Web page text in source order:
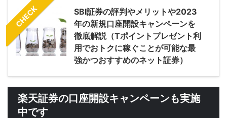
CHECK
SBI証券の評判やメリットや2023
年の新規口座開設キャンペーンを
徹底解説（Tポイントプレゼント利
用でおトクに稼ぐことが可能な最
強かつおすすめのネット証券）
楽天証券の口座開設キャンペーンも実施
中です